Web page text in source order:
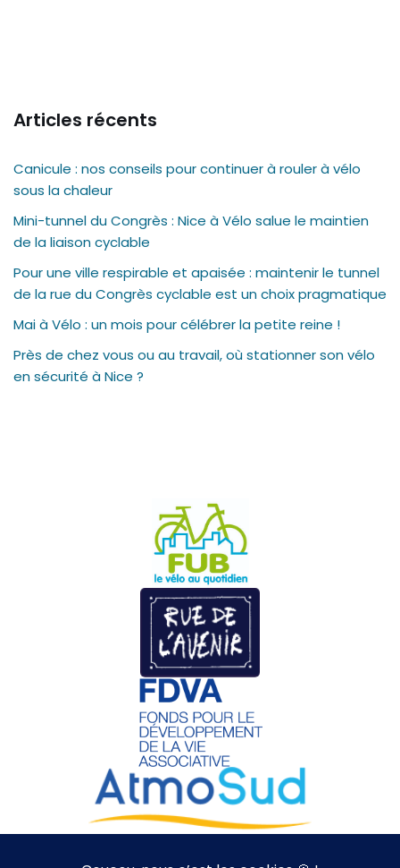
Articles récents
Canicule : nos conseils pour continuer à rouler à vélo
sous la chaleur
Mini-tunnel du Congrès : Nice à Vélo salue le maintien
de la liaison cyclable
Pour une ville respirable et apaisée : maintenir le tunnel
de la rue du Congrès cyclable est un choix pragmatique
Mai à Vélo : un mois pour célébrer la petite reine !
Près de chez vous ou au travail, où stationner son vélo
en sécurité à Nice ?